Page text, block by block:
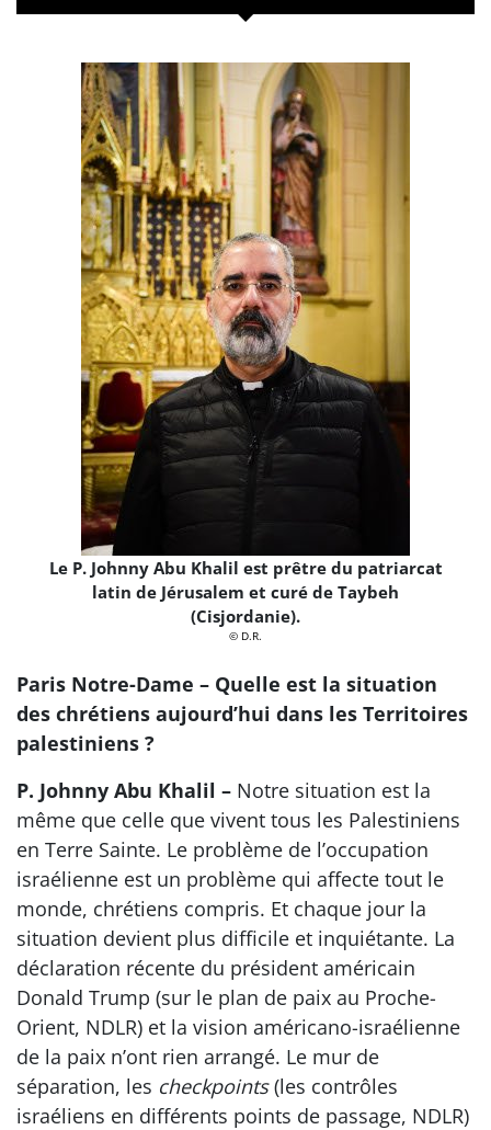
Le P. Johnny Abu Khalil est prêtre du patriarcat
latin de Jérusalem et curé de Taybeh
(Cisjordanie).
© D.R.
Paris Notre-Dame – Quelle est la situation
des chrétiens aujourd’hui dans les Territoires
palestiniens ?
P. Johnny Abu Khalil – Notre situation est la
même que celle que vivent tous les Palestiniens
en Terre Sainte. Le problème de l’occupation
israélienne est un problème qui affecte tout le
monde, chrétiens compris. Et chaque jour la
situation devient plus difficile et inquiétante. La
déclaration récente du président américain
Donald Trump (sur le plan de paix au Proche-
Orient, NDLR) et la vision américano-israélienne
de la paix n’ont rien arrangé. Le mur de
séparation, les checkpoints(les contrôles
israéliens en différents points de passage, NDLR)